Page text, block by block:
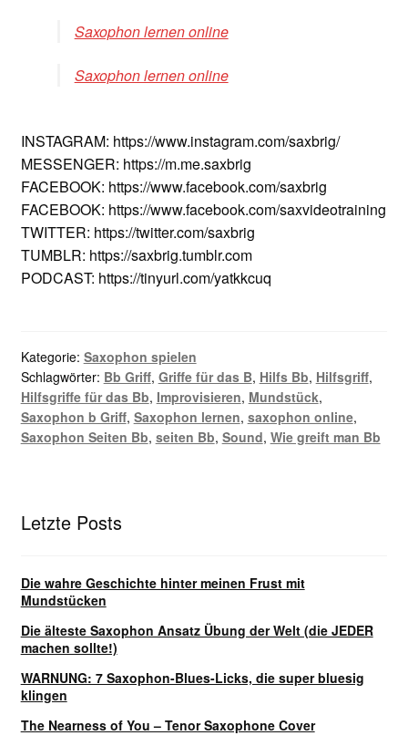
Saxophon lernen online
Saxophon lernen online
INSTAGRAM: https://www.instagram.com/saxbrig/
MESSENGER: https://m.me.saxbrig
FACEBOOK: https://www.facebook.com/saxbrig
FACEBOOK: https://www.facebook.com/saxvideotraining
TWITTER: https://twitter.com/saxbrig
TUMBLR: https://saxbrig.tumblr.com
PODCAST: https://tinyurl.com/yatkkcuq
Kategorie: Saxophon spielen
Schlagwörter: Bb Griff, Griffe für das B, Hilfs Bb, Hilfsgriff,
Hilfsgriffe für das Bb, Improvisieren, Mundstück,
Saxophon b Griff, Saxophon lernen, saxophon online,
Saxophon Seiten Bb, seiten Bb, Sound, Wie greift man Bb
Letzte Posts
Die wahre Geschichte hinter meinen Frust mit
Mundstücken
Die älteste Saxophon Ansatz Übung der Welt (die JEDER
machen sollte!)
WARNUNG: 7 Saxophon-Blues-Licks, die super bluesig
klingen
The Nearness of You – Tenor Saxophone Cover